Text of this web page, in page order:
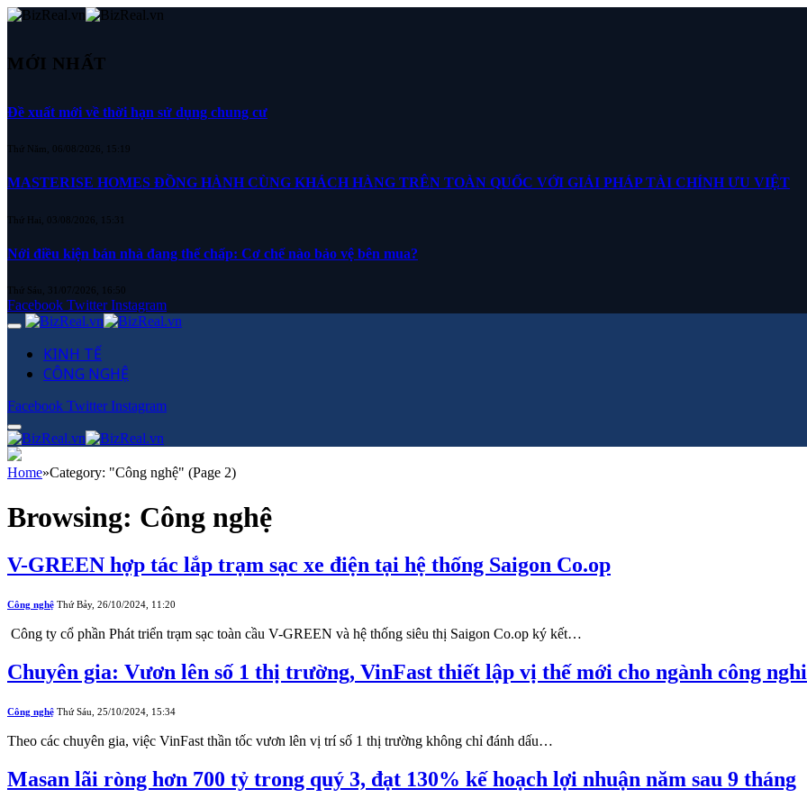
MỚI NHẤT
Đề xuất mới về thời hạn sử dụng chung cư
Thứ Năm, 06/08/2026, 15:19
MASTERISE HOMES ĐỒNG HÀNH CÙNG KHÁCH HÀNG TRÊN TOÀN QUỐC VỚI GIẢI PHÁP TÀI CHÍNH ƯU VIỆT
Thứ Hai, 03/08/2026, 15:31
Nới điều kiện bán nhà đang thế chấp: Cơ chế nào bảo vệ bên mua?
Thứ Sáu, 31/07/2026, 16:50
Facebook Twitter Instagram
KINH TẾ
CÔNG NGHỆ
Facebook Twitter Instagram
Home»Category: "Công nghệ" (Page 2)
Browsing: Công nghệ
V-GREEN hợp tác lắp trạm sạc xe điện tại hệ thống Saigon Co.op
Công nghệ Thứ Bảy, 26/10/2024, 11:20
Công ty cổ phần Phát triển trạm sạc toàn cầu V-GREEN và hệ thống siêu thị Saigon Co.op ký kết…
Chuyên gia: Vươn lên số 1 thị trường, VinFast thiết lập vị thế mới cho ngành công
Công nghệ Thứ Sáu, 25/10/2024, 15:34
Theo các chuyên gia, việc VinFast thần tốc vươn lên vị trí số 1 thị trường không chỉ đánh dấu…
Masan lãi ròng hơn 700 tỷ trong quý 3, đạt 130% kế hoạch lợi nhuận năm sau 9 tháng